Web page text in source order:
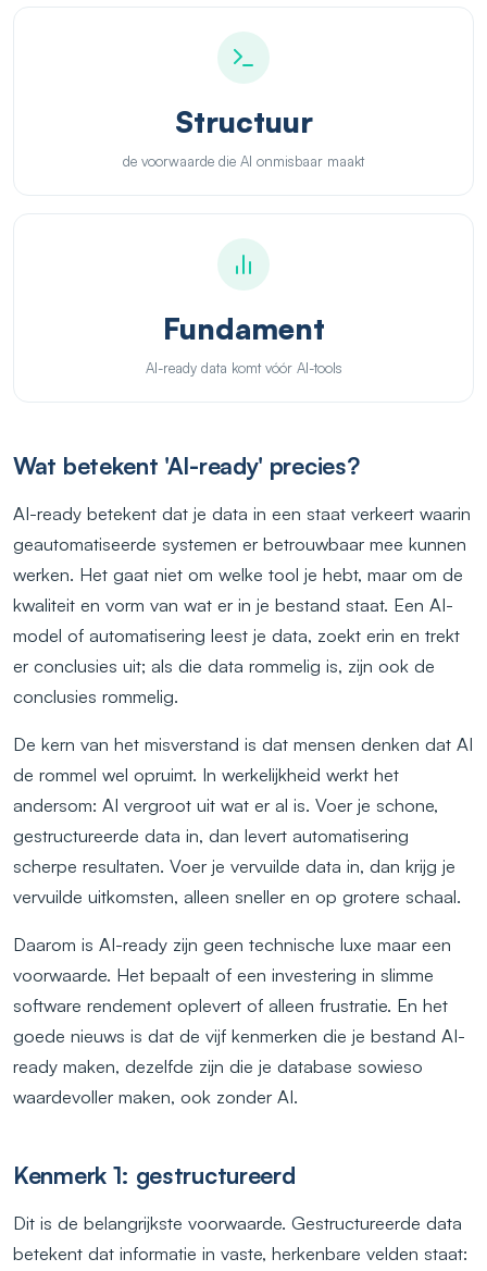
Structuur
de voorwaarde die AI onmisbaar maakt
Fundament
AI-ready data komt vóór AI-tools
Wat betekent 'AI-ready' precies?
AI-ready betekent dat je data in een staat verkeert waarin
geautomatiseerde systemen er betrouwbaar mee kunnen
werken. Het gaat niet om welke tool je hebt, maar om de
kwaliteit en vorm van wat er in je bestand staat. Een AI-
model of automatisering leest je data, zoekt erin en trekt
er conclusies uit; als die data rommelig is, zijn ook de
conclusies rommelig.
De kern van het misverstand is dat mensen denken dat AI
de rommel wel opruimt. In werkelijkheid werkt het
andersom: AI vergroot uit wat er al is. Voer je schone,
gestructureerde data in, dan levert automatisering
scherpe resultaten. Voer je vervuilde data in, dan krijg je
vervuilde uitkomsten, alleen sneller en op grotere schaal.
Daarom is AI-ready zijn geen technische luxe maar een
voorwaarde. Het bepaalt of een investering in slimme
software rendement oplevert of alleen frustratie. En het
goede nieuws is dat de vijf kenmerken die je bestand AI-
ready maken, dezelfde zijn die je database sowieso
waardevoller maken, ook zonder AI.
Kenmerk 1: gestructureerd
Dit is de belangrijkste voorwaarde. Gestructureerde data
betekent dat informatie in vaste, herkenbare velden staat: